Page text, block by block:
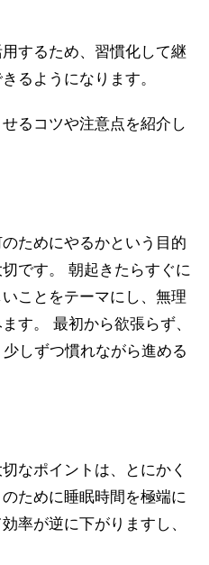
するため、習慣化して継
るようになります。
るコツや注意点を紹介し
ためにやるかという目的
です。 朝起きたらすぐに
ことをテーマにし、無理
す。 最初から欲張らず、
しずつ慣れながら進める
なポイントは、とにかく
ために睡眠時間を極端に
率が逆に下がりますし、